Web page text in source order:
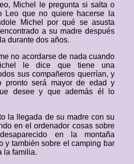
Michel le pregunta si salta o
Leo que no quiere hacerse la
Michel por qué se asusta
a su madre después
durante dos años.
no acordarse de nada cuando
le dice que tiene una
sus compañeros querrían, y
pronto será mayor de edad y
desee y que además él lo
la llegada de su madre con su
en el ordenador cosas sobre
en la montaña
y también sobre el camping bar
la familia.